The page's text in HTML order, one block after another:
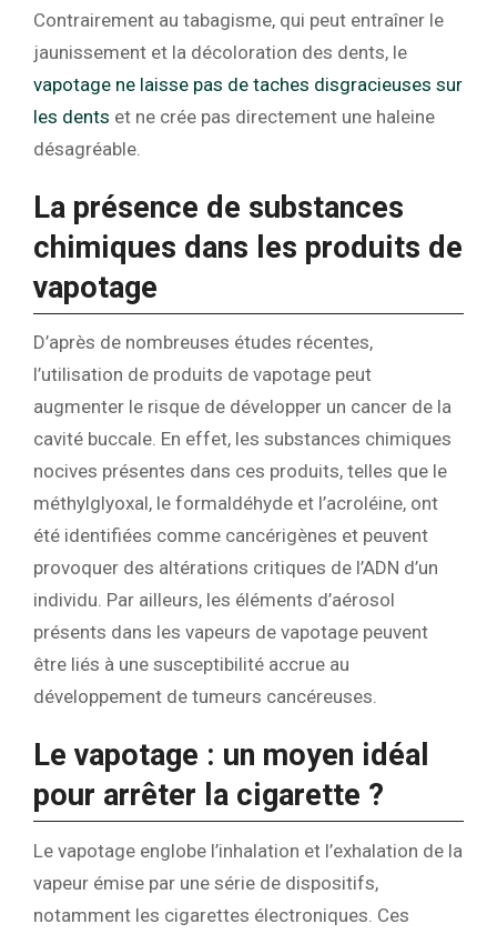
Contrairement au tabagisme, qui peut entraîner le
jaunissement et la décoloration des dents, le
vapotage ne laisse pas de taches disgracieuses sur
les dents et ne crée pas directement une haleine
désagréable.
La présence de substances
chimiques dans les produits de
vapotage
D’après de nombreuses études récentes,
l’utilisation de produits de vapotage peut
augmenter le risque de développer un cancer de la
cavité buccale. En effet, les substances chimiques
nocives présentes dans ces produits, telles que le
méthylglyoxal, le formaldéhyde et l’acroléine, ont
été identifiées comme cancérigènes et peuvent
provoquer des altérations critiques de l’ADN d’un
individu. Par ailleurs, les éléments d’aérosol
présents dans les vapeurs de vapotage peuvent
être liés à une susceptibilité accrue au
développement de tumeurs cancéreuses.
Le vapotage : un moyen idéal
pour arrêter la cigarette ?
Le vapotage englobe l’inhalation et l’exhalation de la
vapeur émise par une série de dispositifs,
notamment les cigarettes électroniques. Ces